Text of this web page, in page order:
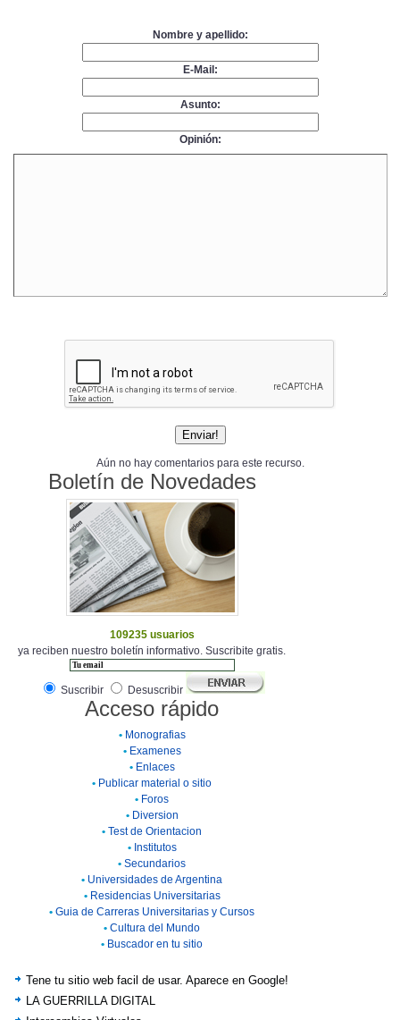
Nombre y apellido:
E-Mail:
Asunto:
Opinión:
Aún no hay comentarios para este recurso.
Boletín de Novedades
109235 usuarios
ya reciben nuestro boletín informativo. Suscribite gratis.
Suscribir Desuscribir
Acceso rápido
• Monografias
• Examenes
• Enlaces
• Publicar material o sitio
• Foros
• Diversion
• Test de Orientacion
• Institutos
• Secundarios
• Universidades de Argentina
• Residencias Universitarias
• Guia de Carreras Universitarias y Cursos
• Cultura del Mundo
• Buscador en tu sitio
Tene tu sitio web facil de usar. Aparece en Google!
LA GUERRILLA DIGITAL